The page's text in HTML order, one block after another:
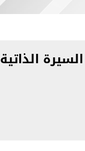
الذاتية